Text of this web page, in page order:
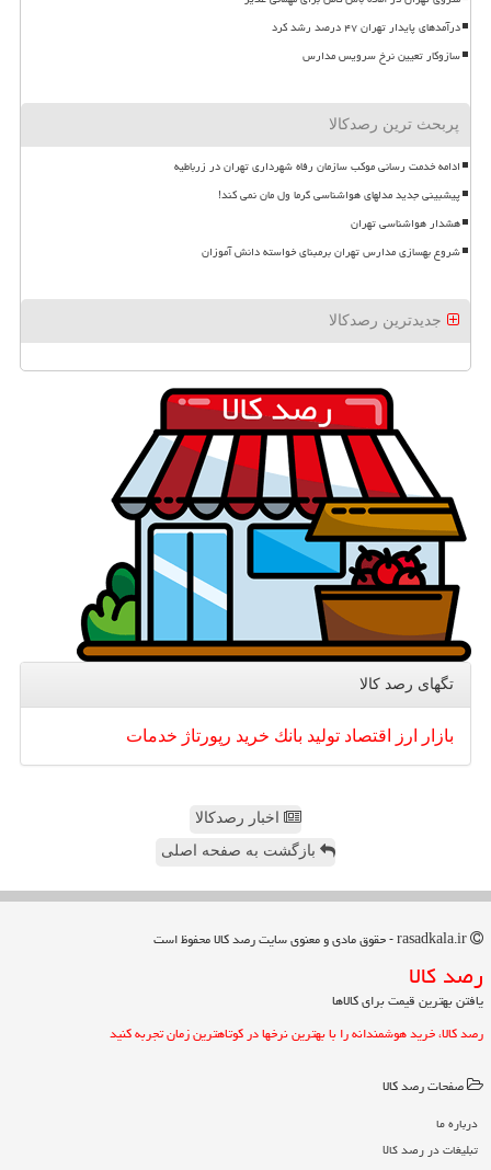
درآمدهای پایدار تهران ۴۷ درصد رشد کرد
سازوکار تعیین نرخ سرویس مدارس
پربحث ترین رصدکالا
ادامه خدمت رسانی موکب سازمان رفاه شهرداری تهران در زرباطیه
پیشبینی جدید مدلهای هواشناسی گرما ول مان نمی کند!
هشدار هواشناسی تهران
شروع بهسازی مدارس تهران برمبنای خواسته دانش آموزان
جدیدترین رصدکالا
تگهای رصد كالا
بازار ارز اقتصاد تولید بانك خرید رپورتاژ خدمات
اخبار رصدکالا
بازگشت به صفحه اصلی
رصد كالا
یافتن بهترین قیمت برای کالاها
رصد کالا، خرید هوشمندانه را با بهترین نرخها در کوتاهترین زمان تجربه کنید
صفحات رصد كالا
درباره ما
تبلیغات در رصد كالا